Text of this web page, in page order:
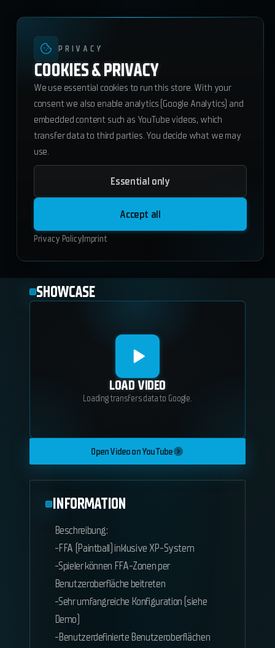
ws_ffa 89.25€
QBCore
SHOWCASE
LOAD VIDEO
Loading transfers data to Google.
Open Video on YouTube
INFORMATION
Beschreibung:
-FFA (Paintball) inklusive XP-System
-Spieler können FFA-Zonen per
Benutzeroberfläche beitreten
-Sehr umfangreiche Konfiguration (siehe
Demo)
-Benutzerdefinierte Benutzeroberflächen
PRIVACY
COOKIES & PRIVACY
We use essential cookies to run this store. With your
consent we also enable analytics (Google Analytics) and
embedded content such as YouTube videos, which
transfer data to third parties. You decide what we may
use.
Essential only
Accept all
Privacy Policy Imprint